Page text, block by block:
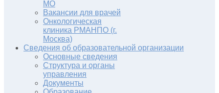
МО
Вакансии для врачей
Онкологическая
клиника РМАНПО (г.
Москва)
Сведения об образовательной организации
Основные сведения
Структура и органы
управления
Документы